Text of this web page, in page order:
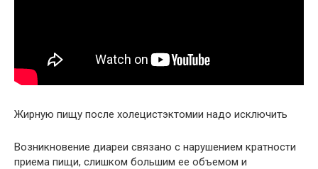
Жирную пищу после холецистэктомии надо исключить
Возникновение диареи связано с нарушением кратности
приема пищи, слишком большим ее объемом и